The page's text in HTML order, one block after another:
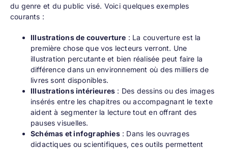
du genre et du public visé. Voici quelques exemples
courants :
Illustrations de couverture : La couverture est la
première chose que vos lecteurs verront. Une
illustration percutante et bien réalisée peut faire la
différence dans un environnement où des milliers de
livres sont disponibles.
Illustrations intérieures : Des dessins ou des images
insérés entre les chapitres ou accompagnant le texte
aident à segmenter la lecture tout en offrant des
pauses visuelles.
Schémas et infographies: Dans les ouvrages
didactiques ou scientifiques, ces outils permettent